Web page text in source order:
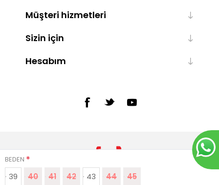
BEDEN *
39 40 41 42 43 44 45
Müşteri hizmetleri
Sizin için
Hesabım